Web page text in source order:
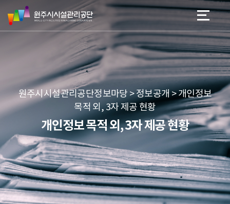
네
본문 바로가기
메뉴 바로가기
원
주
시
리
공
단
원주시시설관리공단정보마당 > 정보공개 > 개인정보
목적 외, 3자 제공 현황
개인정보 목적 외, 3자 제공 현황